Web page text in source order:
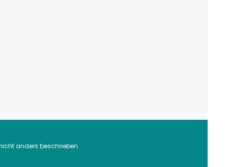
anders beschrieben